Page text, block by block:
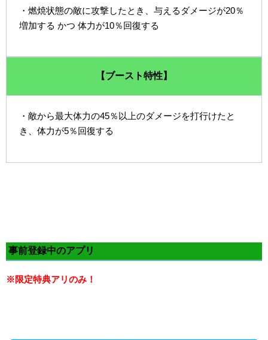
・燃焼状態の敵に攻撃したとき、与えるダメージが20％
増加する かつ 体力が10％回復する
【ブースト特性】
・敵から最大体力の45％以上のダメージを打行けたと
き、体力が5％回復する
事前登録中のアプリ
※限定特典アリのみ！